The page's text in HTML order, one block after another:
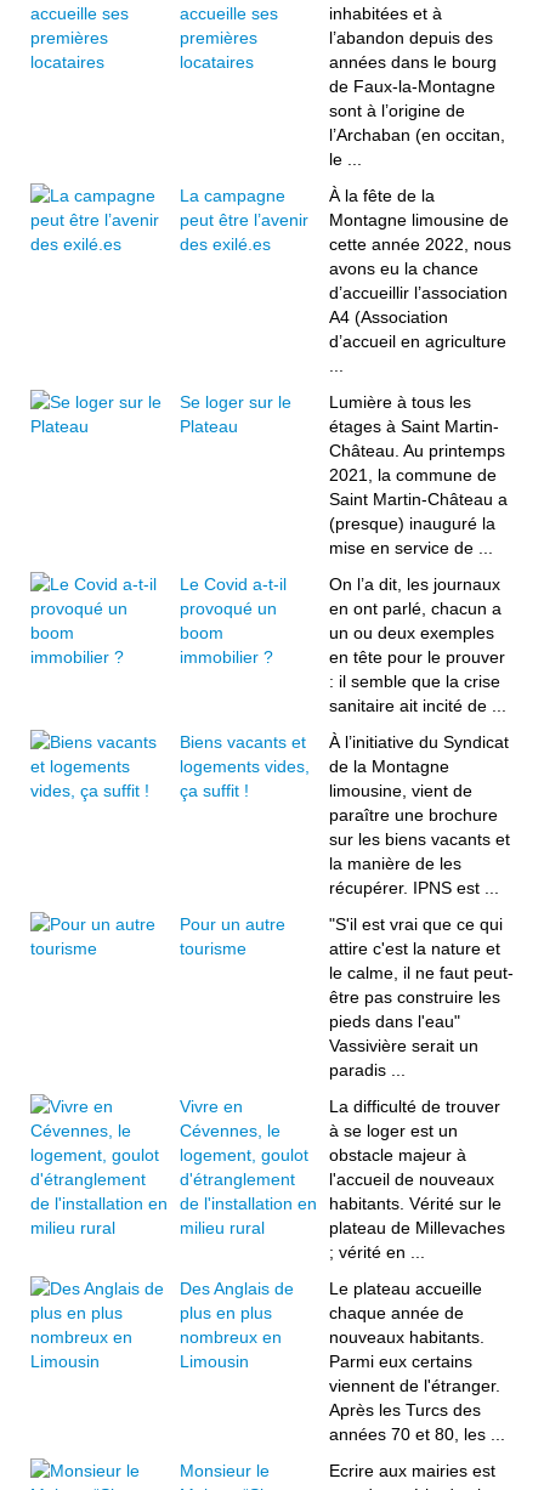
accueille ses
premières
locataires
inhabitées et à
l’abandon depuis des
années dans le bourg
de Faux-la-Montagne
sont à l’origine de
l’Archaban (en occitan,
le ...
La campagne
peut être l’avenir
des exilé.es
À la fête de la
Montagne limousine de
cette année 2022, nous
avons eu la chance
d’accueillir l’association
A4 (Association
d’accueil en agriculture
Se loger sur le
Plateau
Lumière à tous les
étages à Saint Martin-
Château. Au printemps
2021, la commune de
Saint Martin-Château a
(presque) inauguré la
mise en service de ...
Le Covid a-t-il
provoqué un
boom
immobilier ?
On l’a dit, les journaux
en ont parlé, chacun a
un ou deux exemples
en tête pour le prouver
: il semble que la crise
sanitaire ait incité de ...
Biens vacants et
logements vides,
ça suffit !
À l’initiative du Syndicat
de la Montagne
limousine, vient de
paraître une brochure
sur les biens vacants et
la manière de les
récupérer. IPNS est ...
Pour un autre
tourisme
"S'il est vrai que ce qui
attire c'est la nature et
le calme, il ne faut peut-
être pas construire les
pieds dans l'eau"
Vassivière serait un
paradis ...
Vivre en
Cévennes, le
logement, goulot
d'étranglement
de l'installation en
milieu rural
La difficulté de trouver
à se loger est un
obstacle majeur à
l'accueil de nouveaux
habitants. Vérité sur le
plateau de Millevaches
; vérité en ...
Des Anglais de
plus en plus
nombreux en
Limousin
Le plateau accueille
chaque année de
nouveaux habitants.
Parmi eux certains
viennent de l'étranger.
Après les Turcs des
années 70 et 80, les ...
Monsieur le
Ecrire aux mairies est